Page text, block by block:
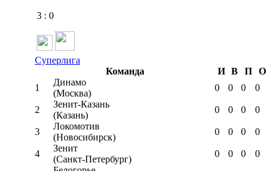
3 : 0
Суперлига
Команда
И В П
О
1
Динамо
(Москва)
0 0 0 0
2
Зенит-Казань
(Казань)
0 0 0 0
3
Локомотив
(Новосибирск)
0 0 0 0
4
Зенит
(Санкт-Петербург)
0 0 0 0